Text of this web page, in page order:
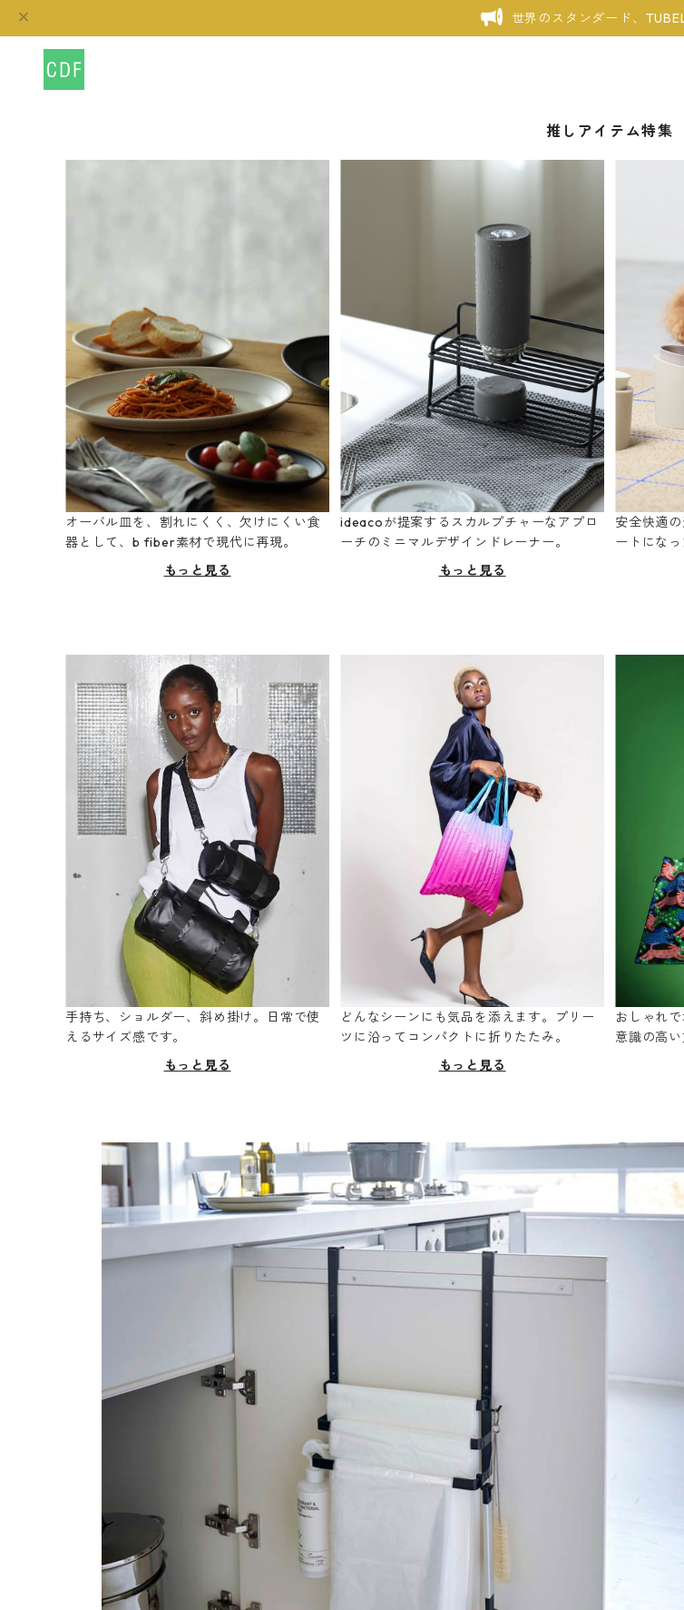
世界のスタンダード、
推しアイテム特集
オーバル皿を、割れにくく、欠けにくい食
器として、b fiber素材で現代に再現。
もっと見る
ideacoが提案するスカルプチャーなアプロ
ーチのミニマルデザインドレーナー。
もっと見る
安全快適
ートにな
手持ち、ショルダー、斜め掛け。日常で使
えるサイズ感です。
もっと見る
どんなシーンにも気品を添えます。プリー
ツに沿ってコンパクトに折りたたみ。
もっと見る
おしゃれ
意識の高